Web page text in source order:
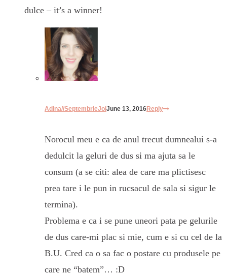
dulce – it’s a winner!
Adina//SeptembrieJoiJune 13, 2016Reply
Norocul meu e ca de anul trecut dumnealui s-a
dedulcit la geluri de dus si ma ajuta sa le
consum (a se citi: alea de care ma plictisesc
prea tare i le pun in rucsacul de sala si sigur le
termina).
Problema e ca i se pune uneori pata pe gelurile
de dus care-mi plac si mie, cum e si cu cel de la
B.U. Cred ca o sa fac o postare cu produsele pe
care ne “batem”… :D